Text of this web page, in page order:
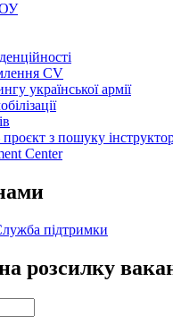
CV
української армії
з пошуку
Center
підтримки
розсилку